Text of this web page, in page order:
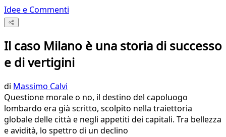
Idee e Commenti
Il caso Milano è una storia di successo
e di vertigini
di Massimo Calvi
Questione morale o no, il destino del capoluogo
lombardo era già scritto, scolpito nella traiettoria
globale delle città e negli appetiti dei capitali. Tra bellezza
e avidità, lo spettro di un declino